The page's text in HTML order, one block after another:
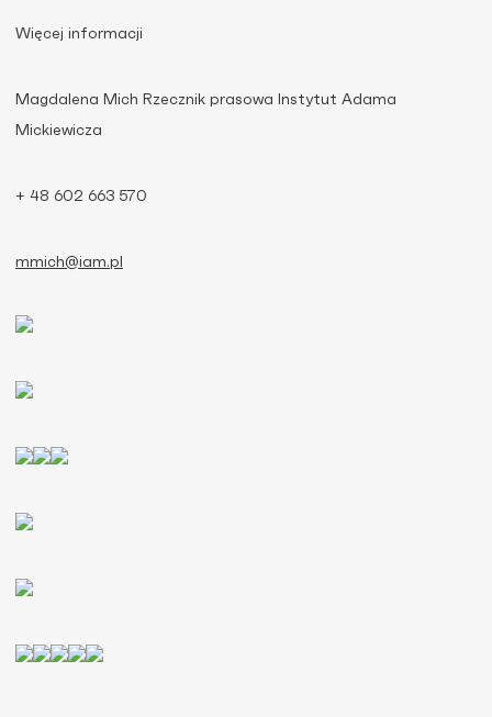
Więcej informacji
Magdalena Mich Rzecznik prasowa Instytut Adama
Mickiewicza
+ 48 602 663 570
mmich@iam.pl